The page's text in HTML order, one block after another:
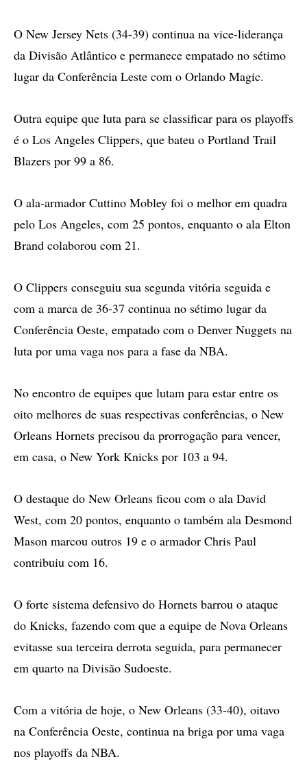
O New Jersey Nets (34-39) continua na vice-liderança
da Divisão Atlântico e permanece empatado no sétimo
lugar da Conferência Leste com o Orlando Magic.
Outra equipe que luta para se classificar para os playoffs
é o Los Angeles Clippers, que bateu o Portland Trail
Blazers por 99 a 86.
O ala-armador Cuttino Mobley foi o melhor em quadra
pelo Los Angeles, com 25 pontos, enquanto o ala Elton
Brand colaborou com 21.
O Clippers conseguiu sua segunda vitória seguida e
com a marca de 36-37 continua no sétimo lugar da
Conferência Oeste, empatado com o Denver Nuggets na
luta por uma vaga nos para a fase da NBA.
No encontro de equipes que lutam para estar entre os
oito melhores de suas respectivas conferências, o New
Orleans Hornets precisou da prorrogação para vencer,
em casa, o New York Knicks por 103 a 94.
O destaque do New Orleans ficou com o ala David
West, com 20 pontos, enquanto o também ala Desmond
Mason marcou outros 19 e o armador Chris Paul
contribuiu com 16.
O forte sistema defensivo do Hornets barrou o ataque
do Knicks, fazendo com que a equipe de Nova Orleans
evitasse sua terceira derrota seguida, para permanecer
em quarto na Divisão Sudoeste.
Com a vitória de hoje, o New Orleans (33-40), oitavo
na Conferência Oeste, continua na briga por uma vaga
nos playoffs da NBA.